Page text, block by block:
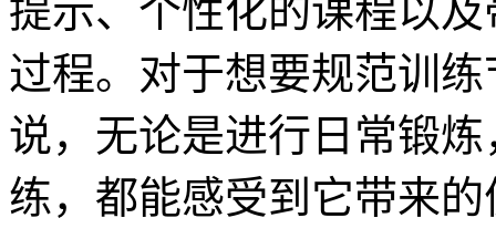
提示、个性化的课程以
过程。对于想要规范训
说，无论是进行日常锻
练，都能感受到它带来的